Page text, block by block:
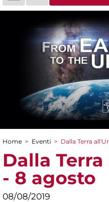
Tu sei qui
Home > Eventi > Dalla Terra
Dalla
- 8 agosto
08/08/2019